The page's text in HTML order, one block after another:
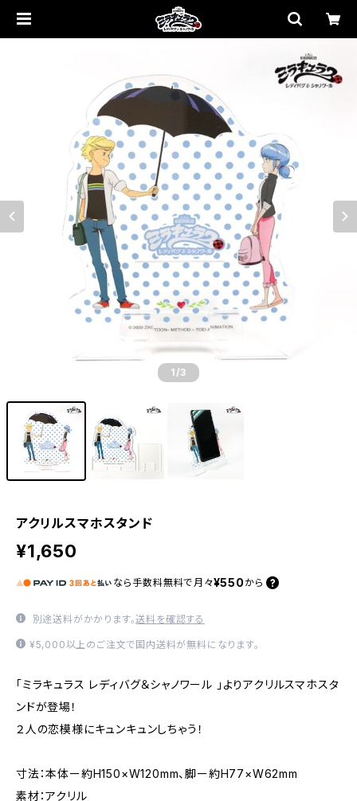
1 /3
アクリルスマホスタンド
¥1,650
なら 手数料無料で 月々¥550 から
別途送料がかかります。送料を確認する
¥5,000以上のご注文で国内送料が無料になります。
「ミラキュラス レディバグ＆シャノワール 」よりアクリルスマホスタ
ンドが登場！
２人の恋模様にキュンキュンしちゃう！
寸法：本体ー約H150×W120mm、脚ー約H77×W62mm
素材：アクリル